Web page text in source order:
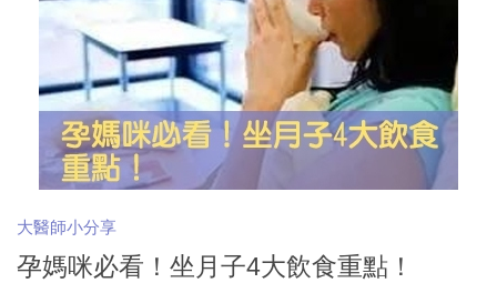
大醫師小分享
孕媽咪必看！坐月子4大飲食重點！